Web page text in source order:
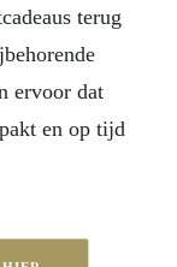
terug
ervoor dat
en op tijd